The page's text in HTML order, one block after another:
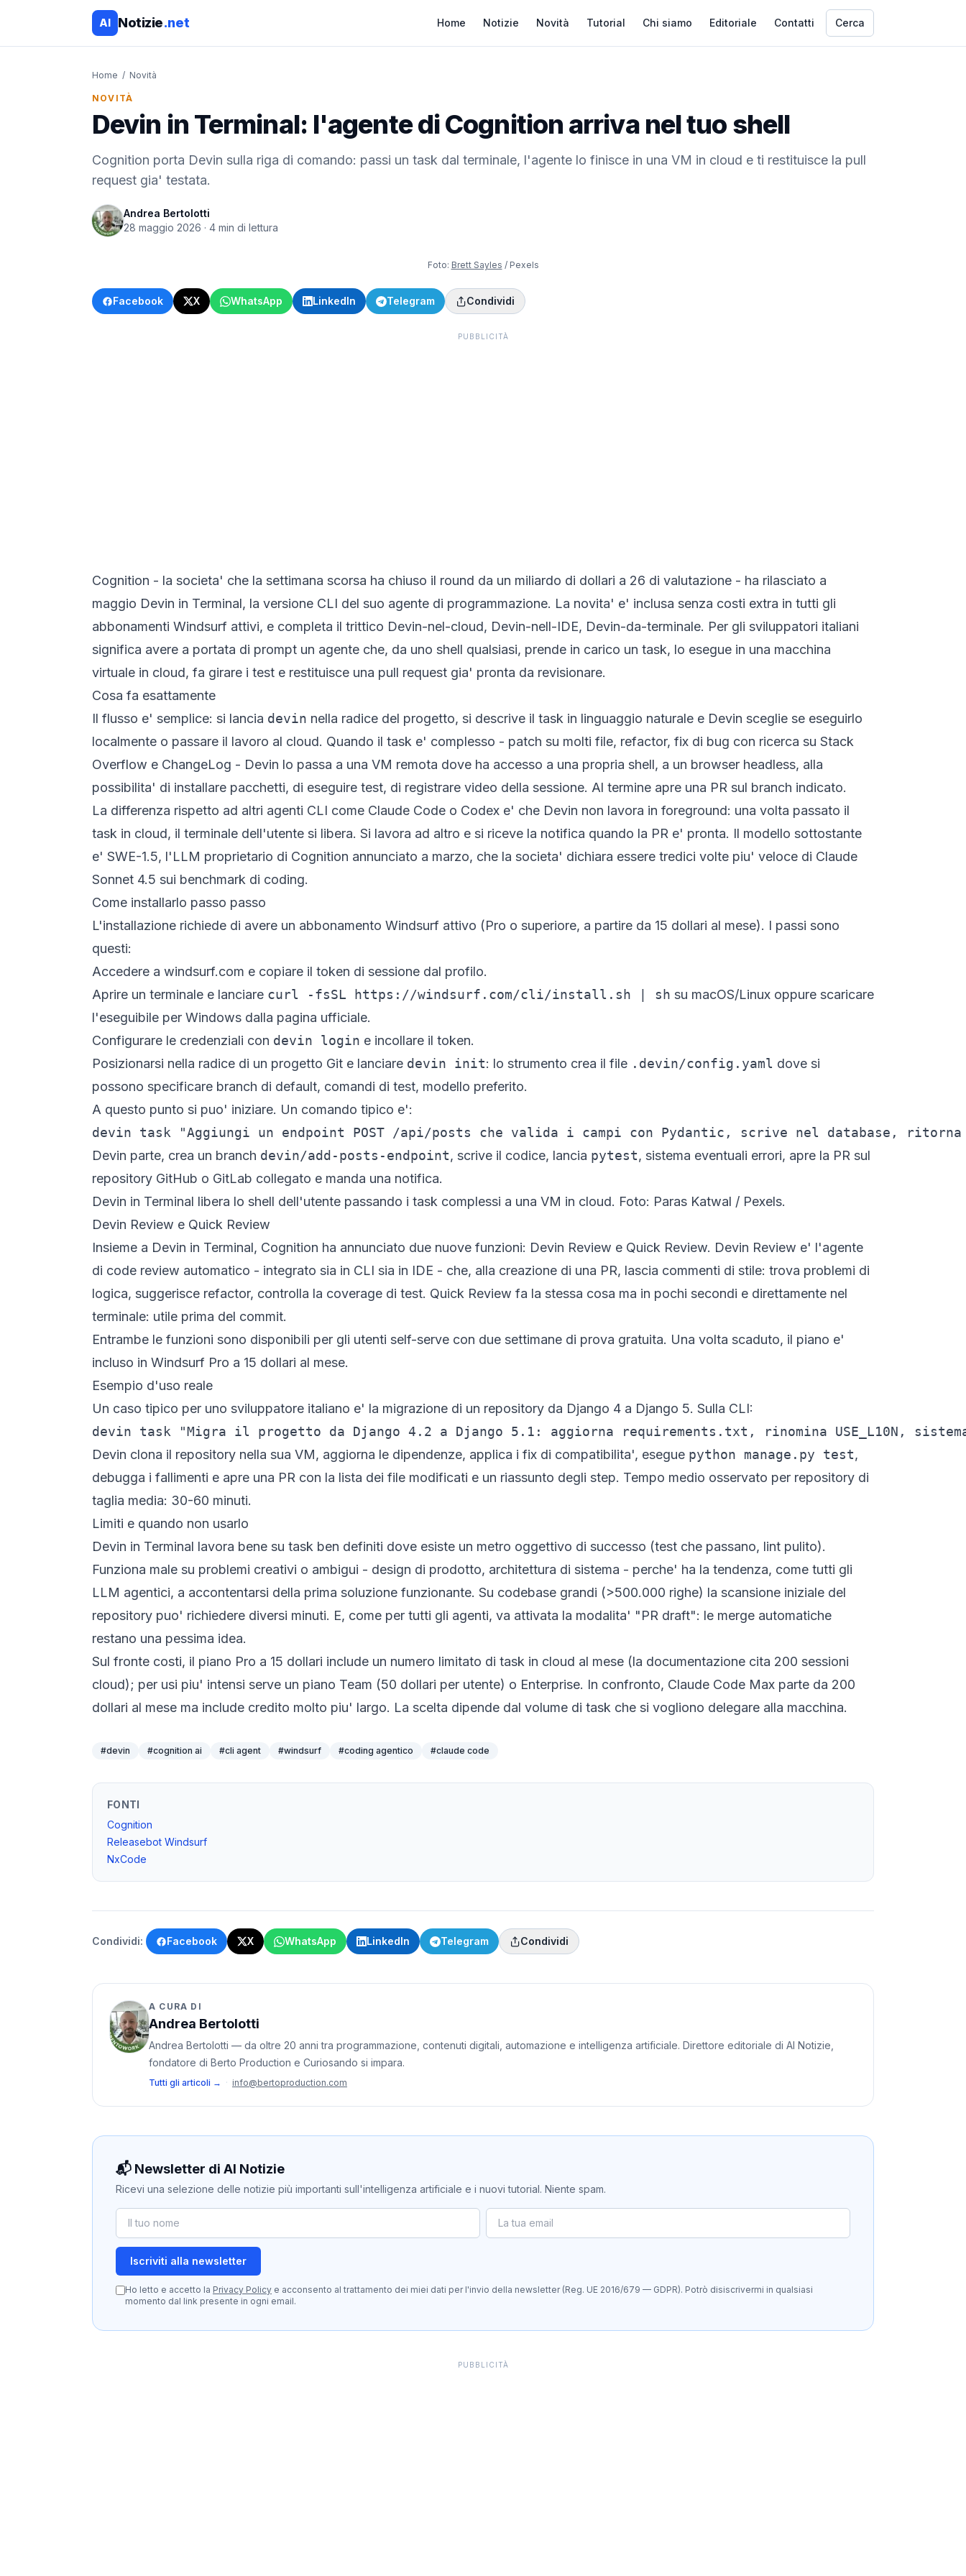
AI Notizie.net Home Notizie Novità Tutorial Chi siamo Editoriale Contatti Cerca
Home / Novità
NOVITÀ
Devin in Terminal: l'agente di Cognition arriva nel tuo shell
Cognition porta Devin sulla riga di comando: passi un task dal terminale, l'agente lo finisce in una VM in cloud e ti restituisce la pull
request gia' testata.
Andrea Bertolotti
28 maggio 2026 · 4 min di lettura
Foto: Brett Sayles / Pexels
Facebook X WhatsApp LinkedIn Telegram Condividi
PUBBLICITÀ
Cognition - la societa' che la settimana scorsa ha chiuso il round da un miliardo di dollari a 26 di valutazione - ha rilasciato a
maggio Devin in Terminal, la versione CLI del suo agente di programmazione. La novita' e' inclusa senza costi extra in tutti gli
abbonamenti Windsurf attivi, e completa il trittico Devin-nel-cloud, Devin-nell-IDE, Devin-da-terminale. Per gli sviluppatori italiani
significa avere a portata di prompt un agente che, da uno shell qualsiasi, prende in carico un task, lo esegue in una macchina
virtuale in cloud, fa girare i test e restituisce una pull request gia' pronta da revisionare.
Cosa fa esattamente
Il flusso e' semplice: si lancia devin nella radice del progetto, si descrive il task in linguaggio naturale e Devin sceglie se eseguirlo
localmente o passare il lavoro al cloud. Quando il task e' complesso - patch su molti file, refactor, fix di bug con ricerca su Stack
Overflow e ChangeLog - Devin lo passa a una VM remota dove ha accesso a una propria shell, a un browser headless, alla
possibilita' di installare pacchetti, di eseguire test, di registrare video della sessione. Al termine apre una PR sul branch indicato.
La differenza rispetto ad altri agenti CLI come Claude Code o Codex e' che Devin non lavora in foreground: una volta passato il
task in cloud, il terminale dell'utente si libera. Si lavora ad altro e si riceve la notifica quando la PR e' pronta. Il modello sottostante
e' SWE-1.5, l'LLM proprietario di Cognition annunciato a marzo, che la societa' dichiara essere tredici volte piu' veloce di Claude
Sonnet 4.5 sui benchmark di coding.
Come installarlo passo passo
L'installazione richiede di avere un abbonamento Windsurf attivo (Pro o superiore, a partire da 15 dollari al mese). I passi sono
questi:
Accedere a windsurf.com e copiare il token di sessione dal profilo.
Aprire un terminale e lanciare curl -fsSL https://windsurf.com/cli/install.sh | sh su macOS/Linux oppure scaricare
l'eseguibile per Windows dalla pagina ufficiale.
Configurare le credenziali con devin login e incollare il token.
Posizionarsi nella radice di un progetto Git e lanciare devin init: lo strumento crea il file .devin/config.yaml dove si
possono specificare branch di default, comandi di test, modello preferito.
A questo punto si puo' iniziare. Un comando tipico e':
devin task "Aggiungi un endpoint POST /api/posts che valida i campi con Pydantic, scrive nel database,
Devin parte, crea un branch devin/add-posts-endpoint, scrive il codice, lancia pytest, sistema eventuali errori, apre la PR sul
repository GitHub o GitLab collegato e manda una notifica.
Devin in Terminal libera lo shell dell'utente passando i task complessi a una VM in cloud. Foto: Paras Katwal / Pexels.
Devin Review e Quick Review
Insieme a Devin in Terminal, Cognition ha annunciato due nuove funzioni: Devin Review e Quick Review. Devin Review e' l'agente
di code review automatico - integrato sia in CLI sia in IDE - che, alla creazione di una PR, lascia commenti di stile: trova problemi di
logica, suggerisce refactor, controlla la coverage di test. Quick Review fa la stessa cosa ma in pochi secondi e direttamente nel
terminale: utile prima del commit.
Entrambe le funzioni sono disponibili per gli utenti self-serve con due settimane di prova gratuita. Una volta scaduto, il piano e'
incluso in Windsurf Pro a 15 dollari al mese.
Esempio d'uso reale
Un caso tipico per uno sviluppatore italiano e' la migrazione di un repository da Django 4 a Django 5. Sulla CLI:
devin task "Migra il progetto da Django 4.2 a Django 5.1: aggiorna requirements.txt, rinomina USE_L10N,
Devin clona il repository nella sua VM, aggiorna le dipendenze, applica i fix di compatibilita', esegue python manage.py test,
debugga i fallimenti e apre una PR con la lista dei file modificati e un riassunto degli step. Tempo medio osservato per repository di
taglia media: 30-60 minuti.
Limiti e quando non usarlo
Devin in Terminal lavora bene su task ben definiti dove esiste un metro oggettivo di successo (test che passano, lint pulito).
Funziona male su problemi creativi o ambigui - design di prodotto, architettura di sistema - perche' ha la tendenza, come tutti gli
LLM agentici, a accontentarsi della prima soluzione funzionante. Su codebase grandi (>500.000 righe) la scansione iniziale del
repository puo' richiedere diversi minuti. E, come per tutti gli agenti, va attivata la modalita' "PR draft": le merge automatiche
restano una pessima idea.
Sul fronte costi, il piano Pro a 15 dollari include un numero limitato di task in cloud al mese (la documentazione cita 200 sessioni
cloud); per usi piu' intensi serve un piano Team (50 dollari per utente) o Enterprise. In confronto, Claude Code Max parte da 200
dollari al mese ma include credito molto piu' largo. La scelta dipende dal volume di task che si vogliono delegare alla macchina.
#devin #cognition ai #cli agent #windsurf #coding agentico #claude code
FONTI
Cognition
Releasebot Windsurf
NxCode
Condividi: Facebook X WhatsApp LinkedIn Telegram Condividi
A CURA DI
Andrea Bertolotti
Andrea Bertolotti — da oltre 20 anni tra programmazione, contenuti digitali, automazione e intelligenza artificiale. Direttore editoriale di AI Notizie,
fondatore di Berto Production e Curiosando si impara.
Tutti gli articoli → · info@bertoproduction.com
📬 Newsletter di AI Notizie
Ricevi una selezione delle notizie più importanti sull'intelligenza artificiale e i nuovi tutorial. Niente spam.
Iscriviti alla newsletter
Ho letto e accetto la Privacy Policy e acconsento al trattamento dei miei dati per l'invio della newsletter (Reg. UE 2016/679 — GDPR). Potrò disiscrivermi in qualsiasi
momento dal link presente in ogni email.
PUBBLICITÀ